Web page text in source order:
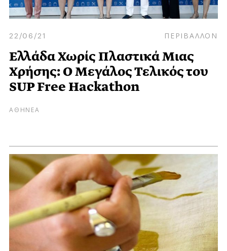
22/06/21 ΠΕΡΙΒΑΛΛΟΝ
Ελλάδα Χωρίς Πλαστικά Μιας
Χρήσης: Ο Μεγάλος Τελικός του
SUP Free Hackathon
ΑΘΗΝΕΑ